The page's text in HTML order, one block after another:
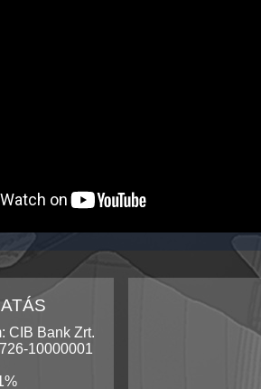
CIB Bank Zrt.
10000001